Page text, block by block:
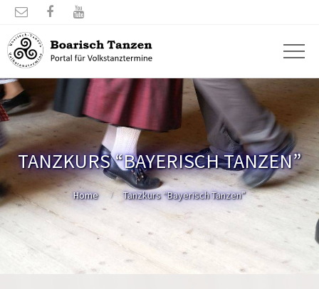
  
TANZKURS “BAYERISCH TANZEN”
Home Tanzkurs “Bayerisch Tanzen”